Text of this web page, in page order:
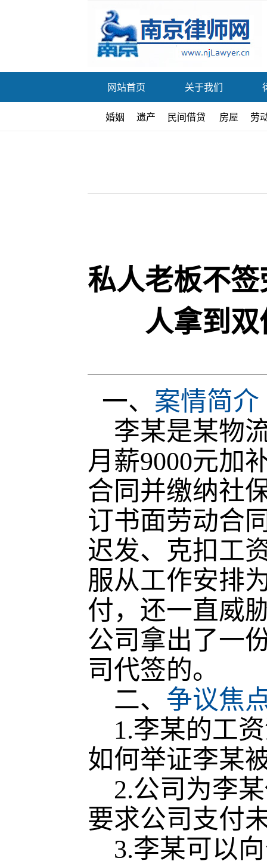
网站首页 关于我们
婚姻 遗产 民间借贷 房屋 劳
私人老板不
人拿到
一、 案情简介
李某是某物
月薪9000元加
合同并缴纳社
订书面劳动合
迟发、克扣工
服从工作安排
付，还一直威
公司拿出了一
司代签的。
二、 争议焦
1.李某的工资
如何举证李某
2.公司为李某
要求公司支付
3.李某可以向